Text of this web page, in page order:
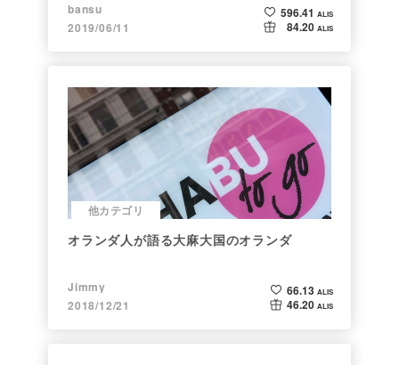
bansu
2019/06/11
596.41 ALIS
84.20 ALIS
他カテゴリ
オランダ人が語る大麻大国のオランダ
Jimmy
2018/12/21
66.13 ALIS
46.20 ALIS